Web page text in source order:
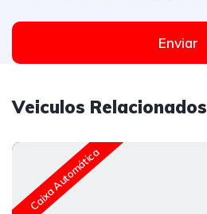
Enviar
Veiculos Relacionados
Caixa Automática